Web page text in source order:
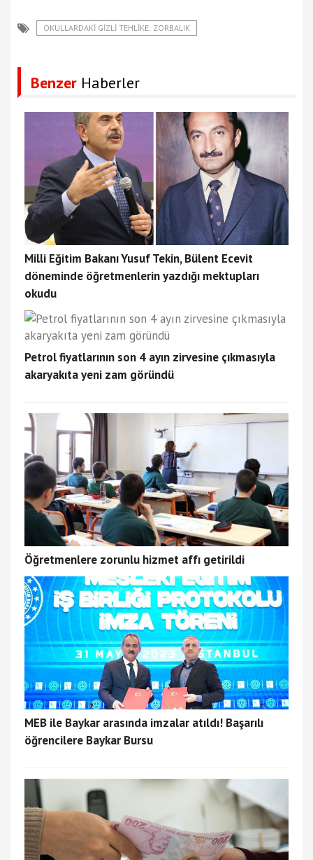
OKULLARDAKI GIZLI TEHLIKE: ZORBALIK
Benzer Haberler
Milli Eğitim Bakanı Yusuf Tekin, Bülent Ecevit
döneminde öğretmenlerin yazdığı mektupları
okudu
Petrol fiyatlarının son 4 ayın zirvesine çıkmasıyla
akaryakıta yeni zam göründü
Öğretmenlere zorunlu hizmet affı getirildi
MEB ile Baykar arasında imzalar atıldı! Başarılı
öğrencilere Baykar Bursu